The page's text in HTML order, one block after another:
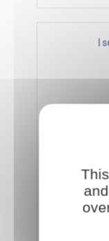
I
- Il libro
sorgente e